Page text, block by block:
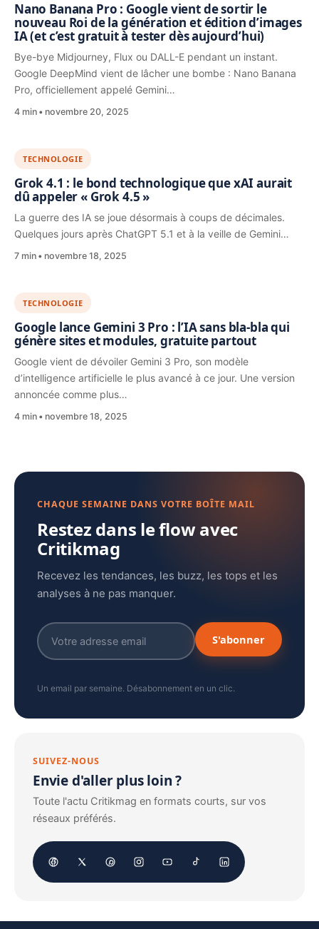
Nano Banana Pro : Google vient de sortir le
nouveau Roi de la génération et édition d’images
IA (et c’est gratuit à tester dès aujourd’hui)
Bye-bye Midjourney, Flux ou DALL-E pendant un instant.
Google DeepMind vient de lâcher une bombe : Nano Banana
Pro, officiellement appelé Gemini…
4 min novembre 20, 2025
TECHNOLOGIE
Grok 4.1 : le bond technologique que xAI aurait
dû appeler « Grok 4.5 »
La guerre des IA se joue désormais à coups de décimales.
Quelques jours après ChatGPT 5.1 et à la veille de Gemini…
7 min novembre 18, 2025
TECHNOLOGIE
Google lance Gemini 3 Pro : l’IA sans bla-bla qui
génère sites et modules, gratuite partout
Google vient de dévoiler Gemini 3 Pro, son modèle
d’intelligence artificielle le plus avancé à ce jour. Une version
annoncée comme plus…
4 min novembre 18, 2025
CHAQUE SEMAINE DANS VOTRE BOÎTE MAIL
Restez dans le flow avec
Critikmag
Recevez les tendances, les buzz, les tops et les
analyses à ne pas manquer.
S'abonner
Un email par semaine. Désabonnement en un clic.
SUIVEZ-NOUS
Envie d'aller plus loin ?
Toute l'actu Critikmag en formats courts, sur vos
réseaux préférés.